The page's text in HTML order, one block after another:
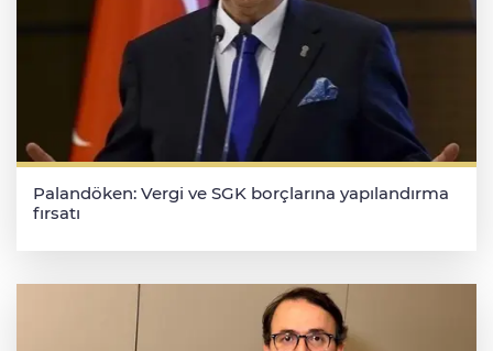
Palandöken: Vergi ve SGK borçlarına yapılandırma
fırsatı